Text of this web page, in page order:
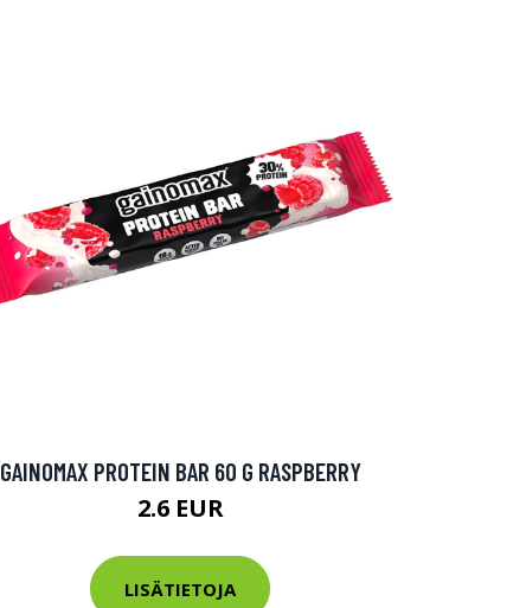
GAINOMAX PROTEIN BAR 60 G RASPBERRY
2.6 EUR
LISÄTIETOJA